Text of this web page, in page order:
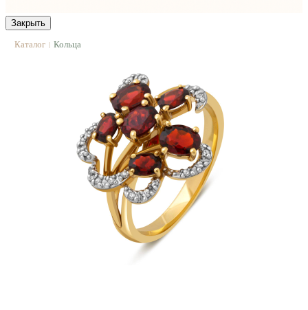
Закрыть
Каталог | Кольца